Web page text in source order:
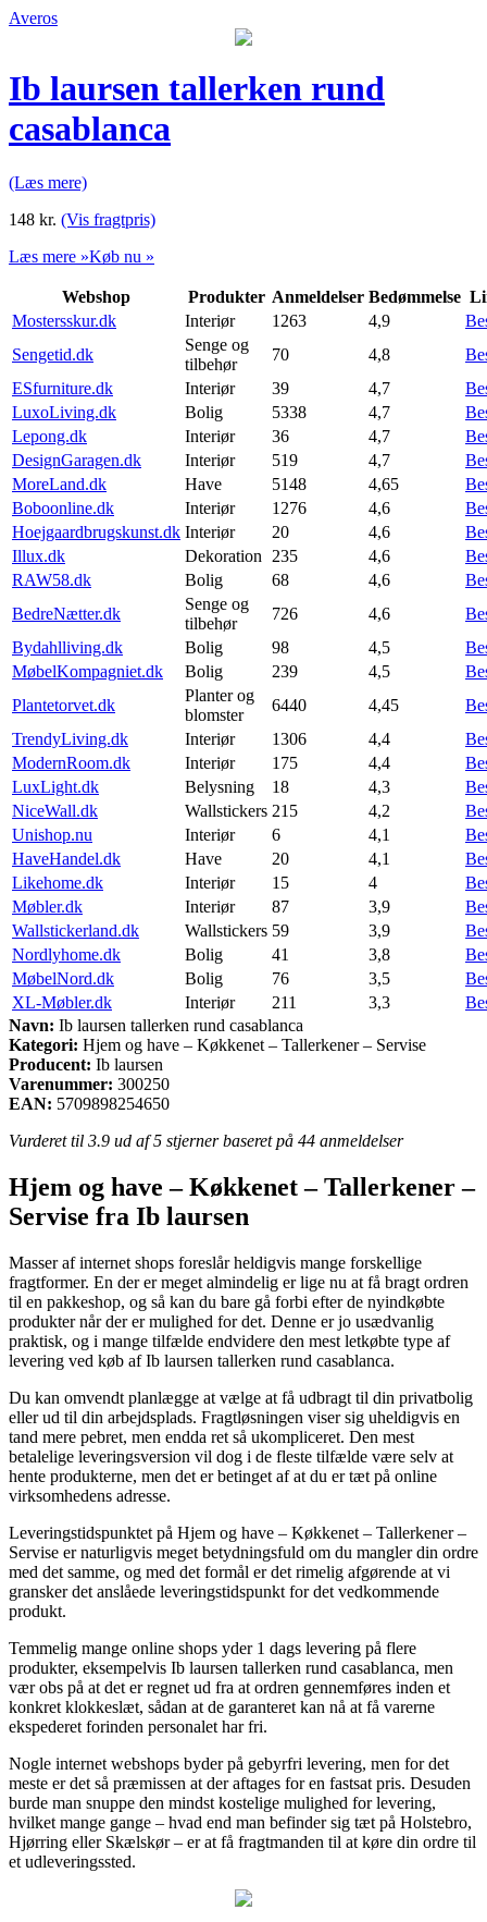
Averos
Ib laursen tallerken rund
casablanca
(Læs mere)
148 kr. (Vis fragtpris)
Læs mere »Køb nu »
Webshop Produkter Anmeldelser Bedømmelse
Mostersskur.dk
Interiør 1263 4,9
Sengetid.dk
Senge og
tilbehør
70 4,8
ESfurniture.dk
Interiør 39 4,7
LuxoLiving.dk
Bolig 5338 4,7
Lepong.dk
Interiør 36 4,7
DesignGaragen.dk
Interiør 519 4,7
MoreLand.dk
Have 5148 4,65
Boboonline.dk
Interiør 1276 4,6
Hoejgaardbrugskunst.dk Interiør 20 4,6
Illux.dk
Dekoration 235 4,6
RAW58.dk
Bolig 68 4,6
BedreNætter.dk
Senge og
tilbehør
726 4,6
Bydahlliving.dk
Bolig 98 4,5
MøbelKompagniet.dk
Bolig 239 4,5
Plantetorvet.dk
Planter og
blomster
6440 4,45
TrendyLiving.dk
Interiør 1306 4,4
ModernRoom.dk
Interiør 175 4,4
LuxLight.dk
Belysning 18 4,3
NiceWall.dk
Wallstickers 215 4,2
Unishop.nu
Interiør 6 4,1
HaveHandel.dk
Have 20 4,1
Likehome.dk
Interiør 15 4
Møbler.dk
Interiør 87 3,9
Wallstickerland.dk
Wallstickers 59 3,9
Nordlyhome.dk
Bolig 41 3,8
MøbelNord.dk
Bolig 76 3,5
XL-Møbler.dk
Interiør 211 3,3
Navn: Ib laursen tallerken rund casablanca
Kategori: Hjem og have – Køkkenet – Tallerkener – Servise
Producent: Ib laursen
Varenummer: 300250
EAN: 5709898254650
Vurderet til 3.9 ud af 5 stjerner baseret på 44 anmeldelser
Hjem og have – Køkkenet – Tallerkener –
Servise fra Ib laursen
Masser af internet shops foreslår heldigvis mange forskellige
fragtformer. En der er meget almindelig er lige nu at få bragt ordren
til en pakkeshop, og så kan du bare gå forbi efter de nyindkøbte
produkter når der er mulighed for det. Denne er jo usædvanlig
praktisk, og i mange tilfælde endvidere den mest letkøbte type af
levering ved køb af Ib laursen tallerken rund casablanca.
Du kan omvendt planlægge at vælge at få udbragt til din privatbolig
eller ud til din arbejdsplads. Fragtløsningen viser sig uheldigvis en
tand mere pebret, men endda ret så ukompliceret. Den mest
betalelige leveringsversion vil dog i de fleste tilfælde være selv at
hente produkterne, men det er betinget af at du er tæt på online
virksomhedens adresse.
Leveringstidspunktet på Hjem og have – Køkkenet – Tallerkener –
Servise er naturligvis meget betydningsfuld om du mangler din ordre
med det samme, og med det formål er det rimelig afgørende at vi
gransker det anslåede leveringstidspunkt for det vedkommende
produkt.
Temmelig mange online shops yder 1 dags levering på flere
produkter, eksempelvis Ib laursen tallerken rund casablanca, men
vær obs på at det er regnet ud fra at ordren gennemføres inden et
konkret klokkeslæt, sådan at de garanteret kan nå at få varerne
ekspederet forinden personalet har fri.
Nogle internet webshops byder på gebyrfri levering, men for det
meste er det så præmissen at der aftages for en fastsat pris. Desuden
burde man snuppe den mindst kostelige mulighed for levering,
hvilket mange gange – hvad end man befinder sig tæt på Holstebro,
Hjørring eller Skælskør – er at få fragtmanden til at køre din ordre til
et udleveringssted.